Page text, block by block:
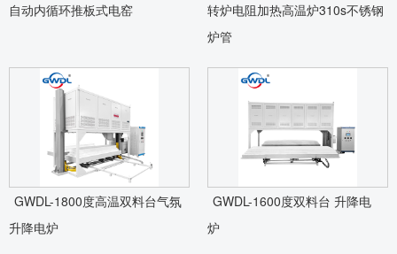
自动内循环推板式电窑
转炉电阻加热高温炉310s不锈钢
炉管
GWDL-1800度高温双料台气氛
升降电炉
GWDL-1600度双料台 升降电
炉